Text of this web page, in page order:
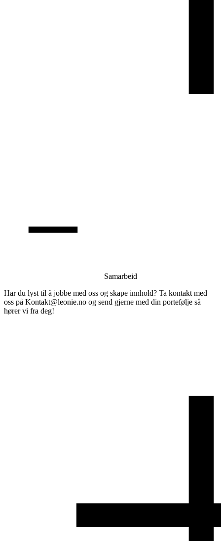
Samarbeid
Har du lyst til å jobbe med oss og skape innhold? Ta kontakt med
oss på Kontakt@leonie.no og send gjerne med din portefølje så
hører vi fra deg!